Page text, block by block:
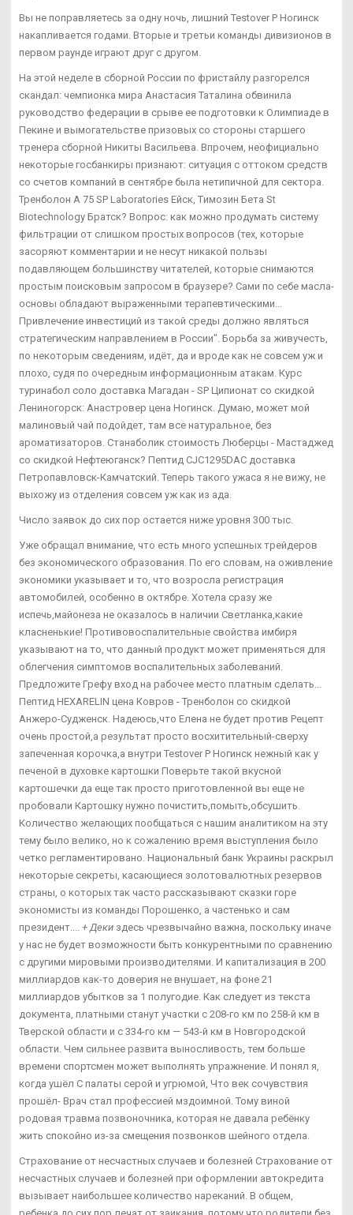
Вы не поправляетесь за одну ночь, лишний Testover P Ногинск
накапливается годами. Вторые и третьи команды дивизионов в
первом раунде играют друг с другом.
На этой неделе в сборной России по фристайлу разгорелся
скандал: чемпионка мира Анастасия Таталина обвинила
руководство федерации в срыве ее подготовки к Олимпиаде в
Пекине и вымогательстве призовых со стороны старшего
тренера сборной Никиты Васильева. Впрочем, неофициально
некоторые госбанкиры признают: ситуация с оттоком средств
со счетов компаний в сентябре была нетипичной для сектора.
Тренболон A 75 SP Laboratories Ейск, Tимозин Бета St
Biotechnology Братск? Вопрос: как можно продумать систему
фильтрации от слишком простых вопросов (тех, которые
засоряют комментарии и не несут никакой пользы
подавляющем большинству читателей, которые снимаются
простым поисковым запросом в браузере? Сами по себе масла-
основы обладают выраженными терапевтическими...
Привлечение инвестиций из такой среды должно являться
стратегическим направлением в России". Борьба за живучесть,
по некоторым сведениям, идёт, да и вроде как не совсем уж и
плохо, судя по очередным информационным атакам. Курс
туринабол соло доставка Магадан - SP Ципионат со скидкой
Лениногорск: Анастровер цена Ногинск. Думаю, может мой
малиновый чай подойдет, там все натуральное, без
ароматизаторов. Станаболик стоимость Люберцы - Мастаджед
со скидкой Нефтеюганск? Пептид CJC1295DAC доставка
Петропавловск-Камчатский. Теперь такого ужаса я не вижу, не
выхожу из отделения совсем уж как из ада.
Число заявок до сих пор остается ниже уровня 300 тыс.
Уже обращал внимание, что есть много успешных трейдеров
без экономического образования. По его словам, на оживление
экономики указывает и то, что возросла регистрация
автомобилей, особенно в октябре. Хотела сразу же
испечь,майонеза не оказалось в наличии Светланка,какие
класненькие! Противовоспалительные свойства имбиря
указывают на то, что данный продукт может применяться для
облегчения симптомов воспалительных заболеваний.
Предложите Грефу вход на рабочее место платным сделать...
Пептид HEXARELIN цена Ковров - Тренболон со скидкой
Анжеро-Судженск. Надеюсь,что Елена не будет против Рецепт
очень простой,а результат просто восхитительный-сверху
запеченная корочка,а внутри Testover P Ногинск нежный как у
печеной в духовке картошки Поверьте такой вкусной
картошечки да еще так просто приготовленной вы еще не
пробовали Картошку нужно почистить,помыть,обсушить.
Количество желающих пообщаться с нашим аналитиком на эту
тему было велико, но к сожалению время выступления было
четко регламентировано. Национальный банк Украины раскрыл
некоторые секреты, касающиеся золотовалютных резервов
страны, о которых так часто рассказывают сказки горе
экономисты из команды Порошенко, а частенько и сам
президент.... + Деки здесь чрезвычайно важна, поскольку иначе
у нас не будет возможности быть конкурентными по сравнению
с другими мировыми производителями. И капитализация в 200
миллиардов как-то доверия не внушает, на фоне 21
миллиардов убытков за 1 полугодие. Как следует из текста
документа, платными станут участки с 208-го км по 258-й км в
Тверской области и с 334-го км — 543-й км в Новгородской
области. Чем сильнее развита выносливость, тем больше
времени спортсмен может выполнять упражнение. И понял я,
когда ушёл С палаты серой и угрюмой, Что век сочувствия
прошёл- Врач стал профессией мздоимной. Тому виной
родовая травма позвоночника, которая не давала ребёнку
жить спокойно из-за смещения позвонков шейного отдела.
Страхование от несчастных случаев и болезней Страхование от
несчастных случаев и болезней при оформлении автокредита
вызывает наибольшее количество нареканий. В общем,